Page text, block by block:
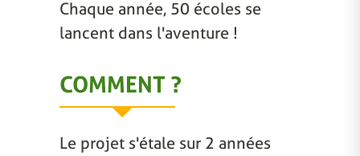
Chaque année, 50 écoles se
lancent dans l'aventure !
COMMENT ?
Le projet s'étale sur 2 années